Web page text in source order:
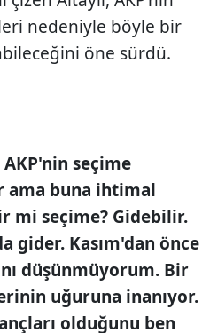
nedeniyle böyle bir
öne sürdü.
seçime
ama buna ihtimal
mi seçime? Gidebilir.
gider. Kasım'dan önce
düşünmüyorum. Bir
uğuruna inanıyor.
olduğunu ben